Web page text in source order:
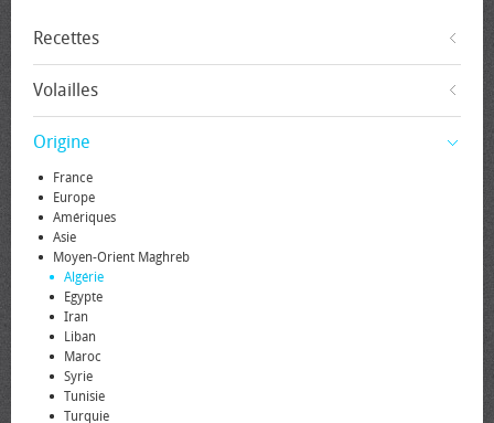
Recettes
Volailles
Origine
France
Europe
Amériques
Asie
Moyen-Orient Maghreb
Algérie
Egypte
Iran
Liban
Maroc
Syrie
Tunisie
Turquie